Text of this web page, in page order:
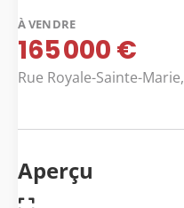
À VENDRE
165 000 €
Rue Royale-Sainte-Marie,
Aperçu